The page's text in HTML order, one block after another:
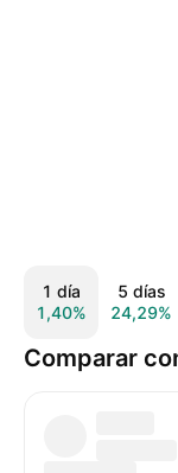
1 día
1,40%
5 días
24,29%
Comparar